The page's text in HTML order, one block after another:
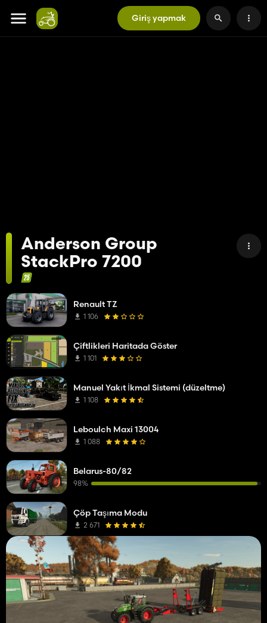
Giriş yapmak
Anderson Group
StackPro 7200
Renault TZ
1 106
Çiftlikleri Haritada Göster
1 101
Manuel Yakıt İkmal Sistemi (düzeltme)
1 108
Leboulch Maxi 13004
1 088
Belarus-80/82
98%
Çöp Taşıma Modu
2 671